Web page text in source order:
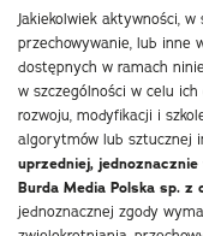
Jakiekolwiek aktywności,
przechowywanie, lub inne
dostępnych w ramach
w szczególności w celu
rozwoju, modyfikacji i
algorytmów lub sztucznej
uprzedniej,
Burda Media Polska sp. z
jednoznacznej zgody